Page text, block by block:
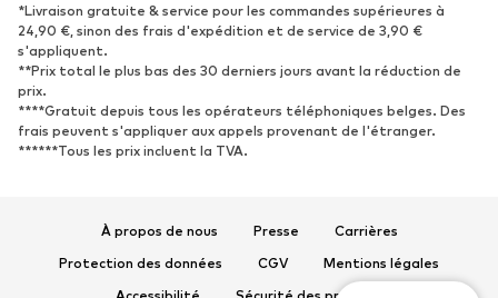
Chaussures ouvertes
Exclusif
SPORT
Vêtements de sport
Disciplines sportives
Chaussures de sport
Sacs à dos et sacs de sport
Casquettes et bonnets
*Livraison gratuite & service pour les commandes supérieures à
24,90 €, sinon des frais d'expédition et de service de 3,90 €
s'appliquent.
**Prix total le plus bas des 30 derniers jours avant la réduction de
prix.
****Gratuit depuis tous les opérateurs téléphoniques belges. Des
frais peuvent s'appliquer aux appels provenant de l'étranger.
******Tous les prix incluent la TVA.
À propos de nous Presse
Carrières
Protection des données
CGV
Mentions légales